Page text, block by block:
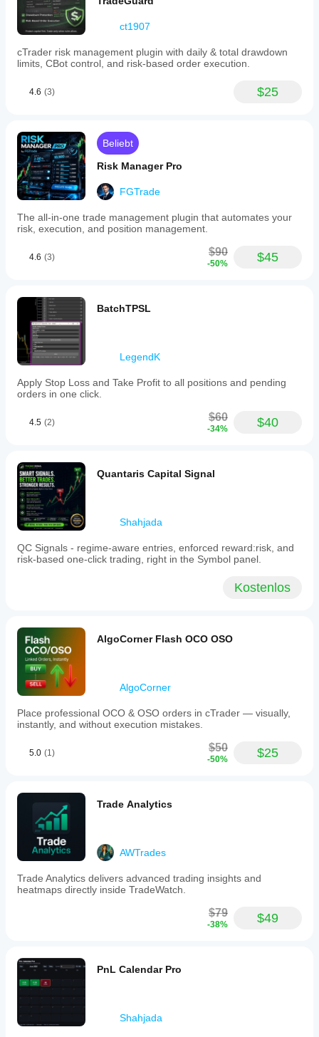
Sperrschaltflächen, um einzelne Linien einzufrieren
Sichere Ausführung
Vollständige Validierung von Kontostand, Limits,
⚠️ DEMO Versionsbeschränkungen
Kontobeschränkungen:
✅ Funktioniert nur auf Demo-/Übungskonten
❌ Deaktiviert auf Live-/Echtkonten
Symbolbeschränkungen:
❌ Andere Symbole nicht verfügbar
Risiko-Beschränkungen:
✅ Maximales Risiko
✅ Risikomethode: Nur % Kontostand
❌ Höheres Risiko oder andere Methoden nicht
✅ Grundlegende Risiko-Berechnung und
Auftragserteilung
✅ Interaktive Chart-Panels
✅ Automatisierung des R/R-Verhältnisses
❌ Erweiterte Positionsmanager (Breakeven, Trailing
und noch in keiner Version verfügbar
angezeigt
ct1907
cTrader risk management plugin with daily & total drawdown
limits, CBot control, and risk-based order execution.
4.6 (3) $25
Beliebt
Risk Manager Pro
FGTrade
The all-in-one trade management plugin that automates your
risk, execution, and position management.
4.6 (3) $90
-50% $45
BatchTPSL
LegendK
Apply Stop Loss and Take Profit to all positions and pending
orders in one click.
4.5 (2) $60
-34% $40
Quantaris Capital Signal
Shahjada
QC Signals - regime-aware entries, enforced reward:risk, and
risk-based one-click trading, right in the Symbol panel.
Kostenlos
AlgoCorner Flash OCO OSO
AlgoCorner
Place professional OCO & OSO orders in cTrader — visually,
instantly, and without execution mistakes.
5.0 (1) $50
-50% $25
Trade Analytics
AWTrades
Trade Analytics delivers advanced trading insights and
heatmaps directly inside TradeWatch.
$79
-38% $49
PnL Calendar Pro
Shahjada